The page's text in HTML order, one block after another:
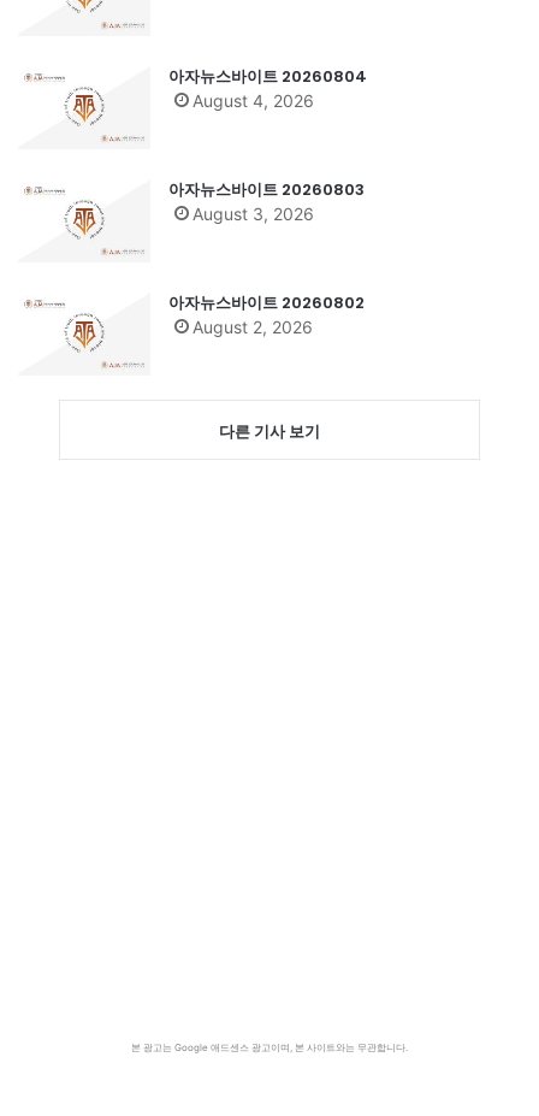
아자뉴스바이트 20260804
August 4, 2026
아자뉴스바이트 20260803
August 3, 2026
아자뉴스바이트 20260802
August 2, 2026
다른 기사 보기
본 광고는 Google 애드센스 광고이며, 본 사이트와는 무관합니다.